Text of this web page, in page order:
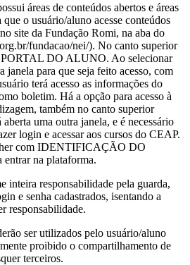
áreas de conteúdos abertos e áreas
o usuário/aluno acesse conteúdos
site da Fundação Romi, na aba do
fundacao/nei/). No canto superior
PORTAL DO ALUNO. Ao selecionar
janela para que seja feito acesso, com
terá acesso as informações do
boletim. Há a opção para acesso à
também no canto superior
uma outra janela, e é necessário
login e acessar aos cursos do CEAP.
com IDENTIFICAÇÃO DO
na plataforma.
inteira responsabilidade pela guarda,
e senha cadastrados, isentando a
responsabilidade.
ser utilizados pelo usuário/aluno
proibido o compartilhamento de
terceiros.